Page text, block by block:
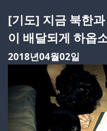
[기도] 지금 북한
이 배달되게 하옵
2018년04월02일